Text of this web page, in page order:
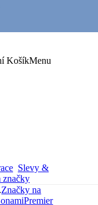
KošíkMenu
Slevy &
značky
Značky na
Premier